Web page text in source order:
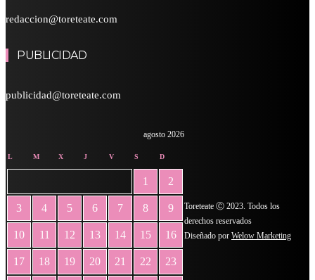
redaccion@toreteate.com
PUBLICIDAD
publicidad@toreteate.com
agosto 2026
L M X J V S D
1 2
3 4 5 6 7 8 9
10 11 12 13 14 15 16
17 18 19 20 21 22 23
Toreteate Ⓒ 2023. Todos los
derechos reservados
Diseñado por Welow Marketing